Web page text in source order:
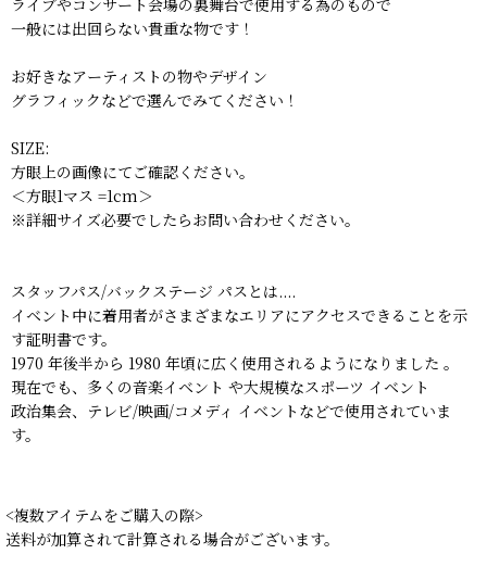
一般には出回らない貴重な物です！
お好きなアーティストの物やデザイン
グラフィックなどで選んでみてください！
SIZE:
方眼上の画像にてご確認ください。
＜方眼1マス =1cm＞
※詳細サイズ必要でしたらお問い合わせください。
スタッフパス/バックステージ パスとは....
イベント中に着用者がさまざまなエリアにアクセスできることを示
す証明書です。
1970 年後半から 1980 年頃に広く使用されるようになりました 。
現在でも、多くの音楽イベント や大規模なスポーツ イベント
政治集会、テレビ/映画/コメディ イベントなどで使用されていま
す。
<複数アイテムをご購入の際>
送料が加算されて計算される場合がございます。